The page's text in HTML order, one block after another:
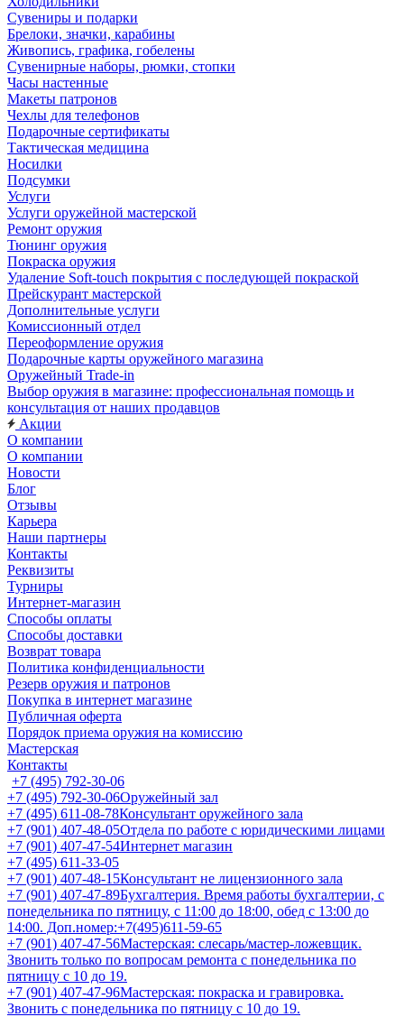
Сувениры и подарки
Брелоки, значки, карабины
Живопись, графика, гобелены
Сувенирные наборы, рюмки, стопки
Часы настенные
Макеты патронов
Чехлы для телефонов
Подарочные сертификаты
Тактическая медицина
Носилки
Подсумки
Услуги
Услуги оружейной мастерской
Ремонт оружия
Тюнинг оружия
Покраска оружия
Удаление Soft-touch покрытия с последующей покраской
Прейскурант мастерской
Дополнительные услуги
Комиссионный отдел
Переоформление оружия
Подарочные карты оружейного магазина
Оружейный Trade-in
Выбор оружия в магазине: профессиональная помощь и
консультация от наших продавцов
Акции
О компании
О компании
Новости
Блог
Отзывы
Карьера
Наши партнеры
Контакты
Реквизиты
Турниры
Интернет-магазин
Способы оплаты
Способы доставки
Возврат товара
Политика конфиденциальности
Резерв оружия и патронов
Покупка в интернет магазине
Публичная оферта
Порядок приема оружия на комиссию
Мастерская
Контакты
+7 (495) 792-30-06
+7 (495) 792-30-06Оружейный зал
+7 (495) 611-08-78Консультант оружейного зала
+7 (901) 407-48-05Отдела по работе с юридическими лицами
+7 (901) 407-47-54Интернет магазин
+7 (495) 611-33-05
+7 (901) 407-48-15Консультант не лицензионного зала
+7 (901) 407-47-89Бухгалтерия. Время работы бухгалтерии, с
понедельника по пятницу, с 11:00 до 18:00, обед с 13:00 до
14:00. Доп.номер:+7(495)611-59-65
+7 (901) 407-47-56Мастерская: слесарь/мастер-ложевщик.
Звонить только по вопросам ремонта с понедельника по
пятницу с 10 до 19.
+7 (901) 407-47-96Мастерская: покраска и гравировка.
Звонить с понедельника по пятницу с 10 до 19.